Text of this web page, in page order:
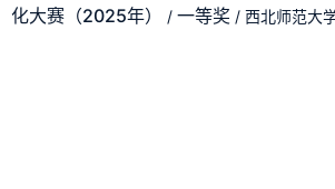
化大赛（2025年）
/ 一等奖 / 西北师范大